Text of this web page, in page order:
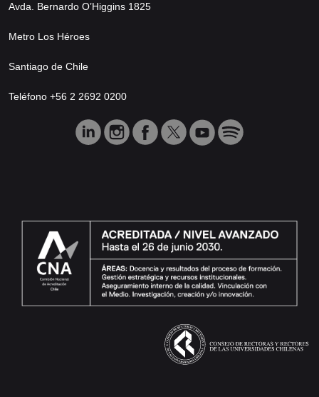
Avda. Bernardo O’Higgins 1825
Metro Los Héroes
Santiago de Chile
Teléfono +56 2 2692 0200